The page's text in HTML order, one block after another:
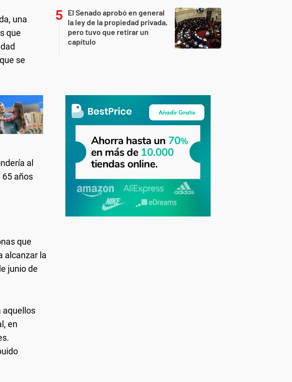
una
que
se
al
65 años
que
alcanzar la
junio de
aquellos
en
El Senado aprobó en general
la ley de la propiedad privada,
pero tuvo que retirar un
capítulo